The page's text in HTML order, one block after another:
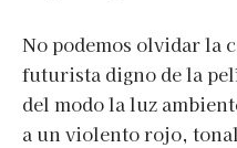
No podemos olvidar la
futurista digno de la
del modo la luz
a un violento rojo,